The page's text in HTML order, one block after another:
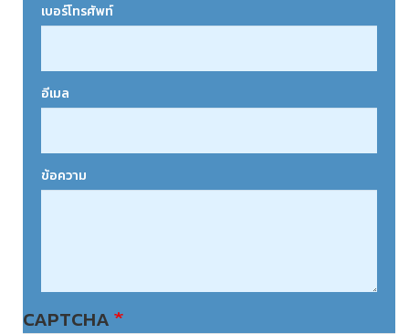
เบอร์โทรศัพท์
อีเมล
ข้อความ
CAPTCHA